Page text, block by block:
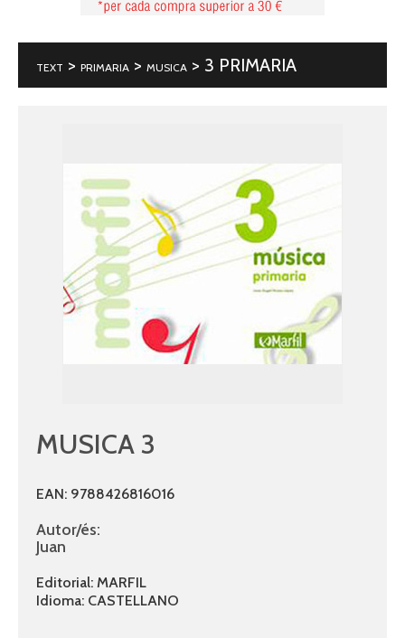
TEXT > PRIMARIA > MUSICA > 3 PRIMARIA
MUSICA 3
EAN: 9788426816016
Autor/és:
Juan
Editorial: MARFIL
Idioma: CASTELLANO